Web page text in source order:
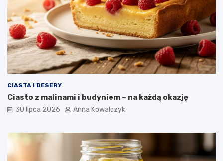
CIASTA I DESERY
Ciasto z malinami i budyniem – na każdą okazję
30 lipca 2026 Anna Kowalczyk